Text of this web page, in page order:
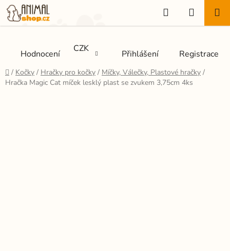
Přejít
na
obsah
Hodnocení CZK Přihlášení Registrace
Hledat
KOŠÍK
Domů
/ Kočky / Hračky pro kočky / Míčky, Válečky, Plastové hračky /
Hračka Magic Cat míček lesklý plast se zvukem 3,75cm 4ks